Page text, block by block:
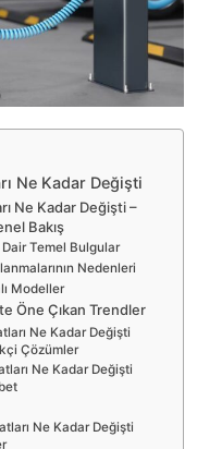
Ne Kadar Değişti
Ne Kadar Değişti –
Bakış
Temel Bulgular
Nedenleri
Modeller
Öne Çıkan Trendler
Ne Kadar Değişti
Çözümler
Ne Kadar Değişti
Ne Kadar Değişti